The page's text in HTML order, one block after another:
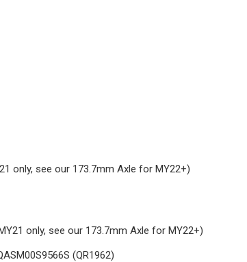
only, see our 173.7mm Axle for MY22+)
only, see our 173.7mm Axle for MY22+)
(QR1962)